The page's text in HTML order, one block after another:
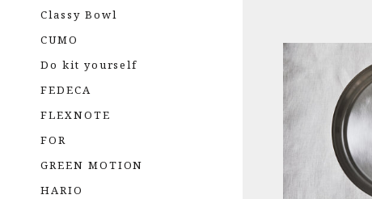
Classy Bowl
CUMO
Do kit yourself
FEDECA
FLEXNOTE
FOR
GREEN MOTION
HARIO